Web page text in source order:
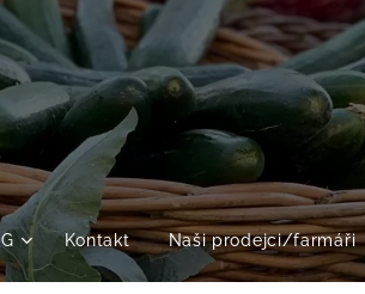
Kontakt Naši prodejci/farmáři